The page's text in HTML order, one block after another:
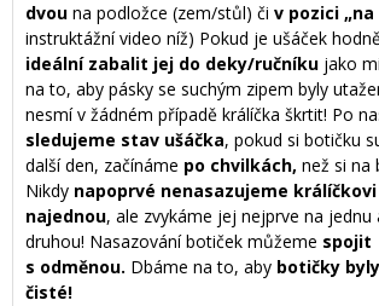
dvou na podložce (zem/stůl) či v pozici
instruktážní video níž) Pokud je ušáček
ideální zabalit jej do deky/ručníku jako
na to, aby pásky se suchým zipem byly
nesmí v žádném případě králíčka škrtit! Po
sledujeme stav ušáčka, pokud si botičku
další den, začínáme po chvilkách, než si na
Nikdy napoprvé nenasazujeme
najednou, ale zvykáme jej nejprve na jednu
druhou! Nasazování botiček můžeme spojit
s odměnou. Dbáme na to, aby botičky
čisté!